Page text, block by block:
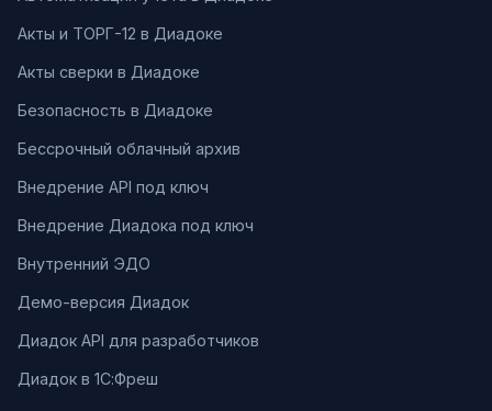
Акты и ТОРГ-12 в Диадоке
Акты сверки в Диадоке
Безопасность в Диадоке
Бессрочный облачный архив
Внедрение API под ключ
Внедрение Диадока под ключ
Внутренний ЭДО
Демо-версия Диадок
Диадок API для разработчиков
Диадок в 1С:Фреш